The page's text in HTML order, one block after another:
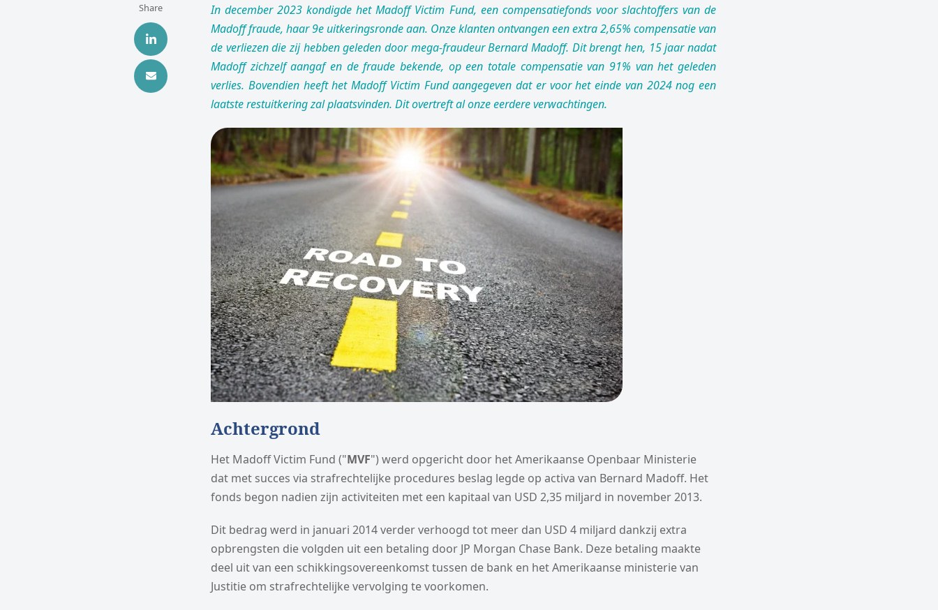
Share
In december 2023 kondigde het Madoff Victim Fund, een compensatiefonds voor slachtoffers van de
Madoff fraude, haar 9e uitkeringsronde aan. Onze klanten ontvangen een extra 2,65% compensatie van
de verliezen die zij hebben geleden door mega-fraudeur Bernard Madoff. Dit brengt hen, 15 jaar nadat
Madoff zichzelf aangaf en de fraude bekende, op een totale compensatie van 91% van het geleden
verlies. Bovendien heeft het Madoff Victim Fund aangegeven dat er voor het einde van 2024 nog een
laatste restuitkering zal plaatsvinden. Dit overtreft al onze eerdere verwachtingen.
Achtergrond
Het Madoff Victim Fund ("MVF") werd opgericht door het Amerikaanse Openbaar Ministerie
dat met succes via strafrechtelijke procedures beslag legde op activa van Bernard Madoff. Het
fonds begon nadien zijn activiteiten met een kapitaal van USD 2,35 miljard in november 2013.
Dit bedrag werd in januari 2014 verder verhoogd tot meer dan USD 4 miljard dankzij extra
opbrengsten die volgden uit een betaling door JP Morgan Chase Bank. Deze betaling maakte
deel uit van een schikkingsovereenkomst tussen de bank en het Amerikaanse ministerie van
Justitie om strafrechtelijke vervolging te voorkomen.